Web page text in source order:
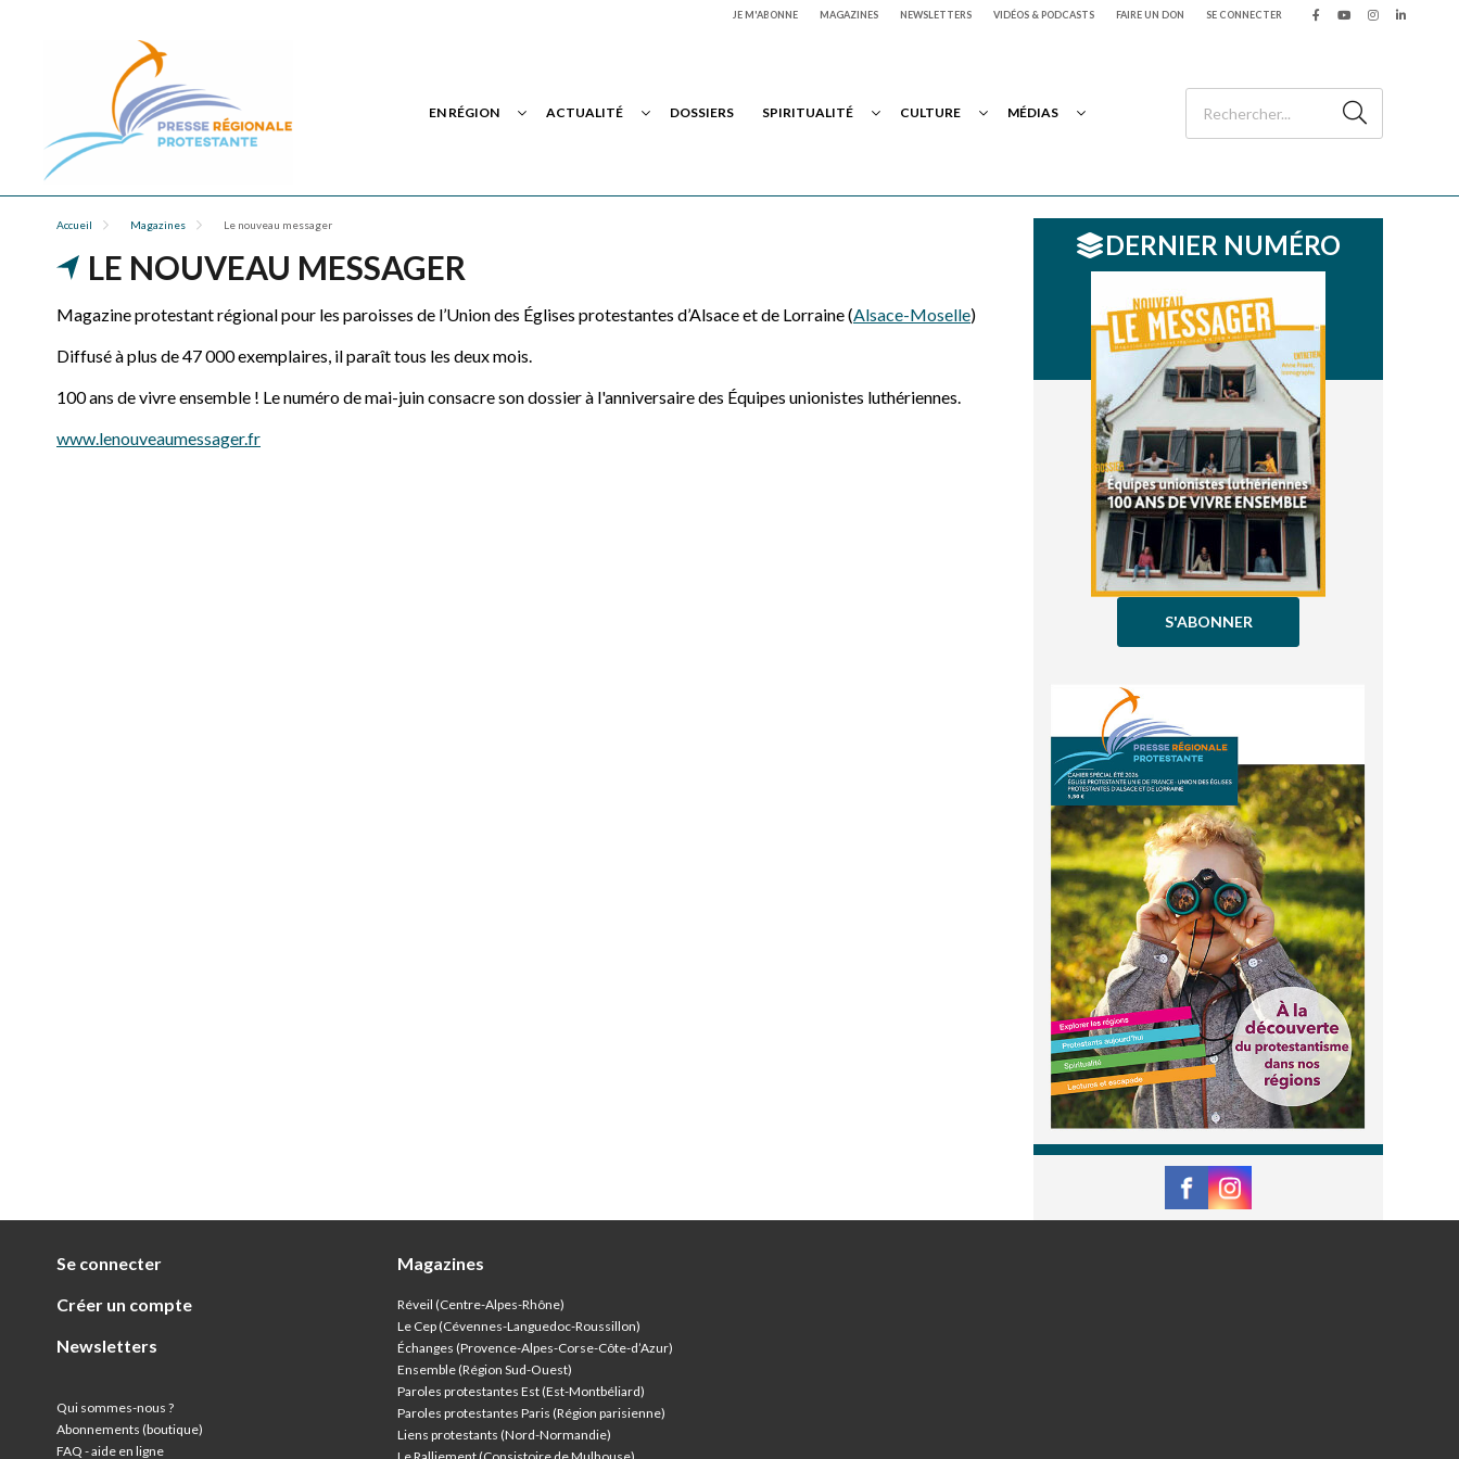
JE M'ABONNE MAGAZINES NEWSLETTERS VIDÉOS & PODCASTS FAIRE UN DON SE CONNECTER
EN RÉGION ACTUALITÉ DOSSIERS SPIRITUALITÉ CULTURE MÉDIAS
Accueil Magazines Le nouveau messager
LE NOUVEAU MESSAGER
Magazine protestant régional pour les paroisses de l’Union des Églises protestantes d’Alsace et de Lorraine (Alsace-Moselle)
Diffusé à plus de 47 000 exemplaires, il paraît tous les deux mois.
100 ans de vivre ensemble ! Le numéro de mai-juin consacre son dossier à l'anniversaire des Équipes unionistes luthériennes.
www.lenouveaumessager.fr
DERNIER NUMÉRO
S'ABONNER
Se connecter
Créer un compte
Newsletters
Qui sommes-nous ?
Abonnements (boutique)
FAQ - aide en ligne
Magazines
Réveil (Centre-Alpes-Rhône)
Le Cep (Cévennes-Languedoc-Roussillon)
Échanges (Provence-Alpes-Corse-Côte-d’Azur)
Ensemble (Région Sud-Ouest)
Paroles protestantes Est (Est-Montbéliard)
Paroles protestantes Paris (Région parisienne)
Liens protestants (Nord-Normandie)